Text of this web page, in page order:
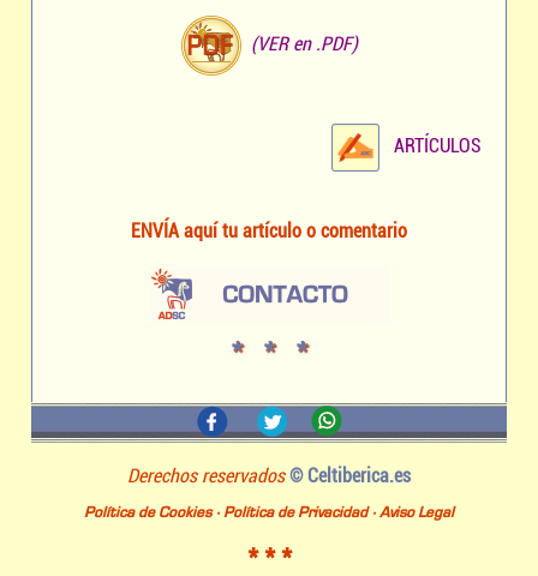
(VER en .PDF)
ARTÍCULOS
ENVÍA aquí tu artículo o comentario
* * *
Derechos reservados© Celtiberica.es
Política de Cookies·Política de Privacidad·Aviso Legal
* * *